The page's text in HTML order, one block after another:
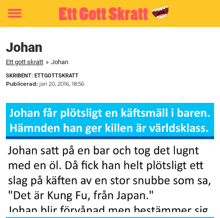
Toggle
Johan
Ett gott skratt » Johan
SKRIBENT: ETTGOTTSKRATT
Publicerad: jan 20, 2016, 18:56